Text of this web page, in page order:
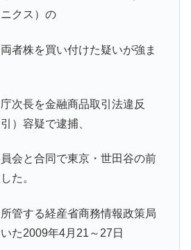
クス）の
者株を買い付けた疑いが強ま
次長を金融商品取引法違反
）容疑で逮捕、
会と合同で東京・世田谷の前
た。
管する経産省商務情報政策局
た2009年4月21～27日